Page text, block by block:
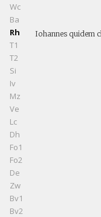
Wc
Ba
Rh
Iohannes quidem
T1
T2
Si
Iv
Mz
Ve
Lc
Dh
Fo1
Fo2
De
Zw
Bv1
Bv2